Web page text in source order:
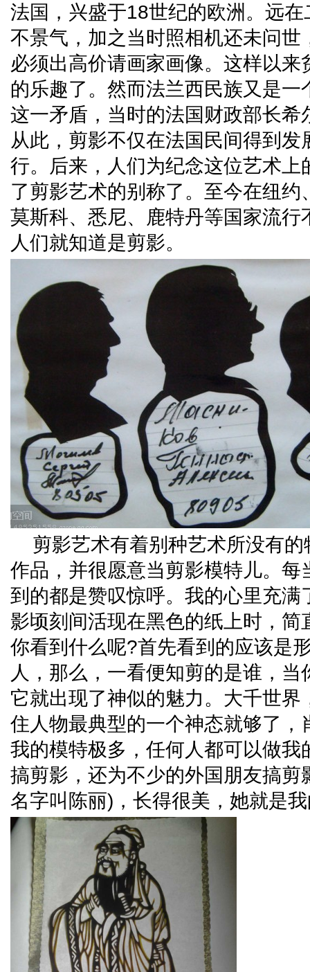
法国，兴盛于18世纪的欧洲。远
不景气，加之当时照相机还未问
必须出高价请画家画像。这样以
的乐趣了。然而法兰西民族又是
这一矛盾，当时的法国财政部长
从此，剪影不仅在法国民间得到
行。后来，人们为纪念这位艺术
了剪影艺术的别称了。至今在纽
莫斯科、悉尼、鹿特丹等国家流
人们就知道是剪影。
剪影艺术有着别种艺术所没有的
作品，并很愿意当剪影模特儿。
到的都是赞叹惊呼。我的心里充
影顷刻间活现在黑色的纸上时，
你看到什么呢?首先看到的应该是
人，那么，一看便知剪的是谁，
它就出现了神似的魅力。大千世
住人物最典型的一个神态就够了
我的模特极多，任何人都可以做
搞剪影，还为不少的外国朋友搞
名字叫陈丽)，长得很美，她就是